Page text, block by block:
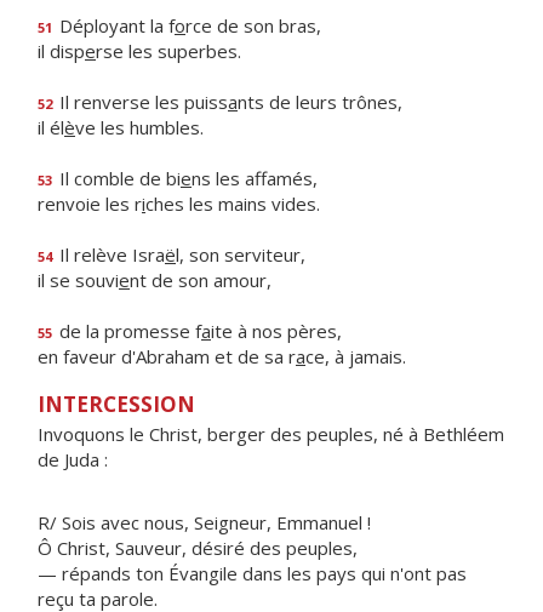
51 Déployant la force de son bras,
il disperse les superbes.
52 Il renverse les puissants de leurs trônes,
il élève les humbles.
53 Il comble de biens les affamés,
renvoie les riches les mains vides.
54 Il relève Israël, son serviteur,
il se souvient de son amour,
55 de la promesse faite à nos pères,
en faveur d'Abraham et de sa race, à jamais.
INTERCESSION
Invoquons le Christ, berger des peuples, né à Bethléem
de Juda :
R/ Sois avec nous, Seigneur, Emmanuel !
Ô Christ, Sauveur, désiré des peuples,
— répands ton Évangile dans les pays qui n'ont pas
reçu ta parole.